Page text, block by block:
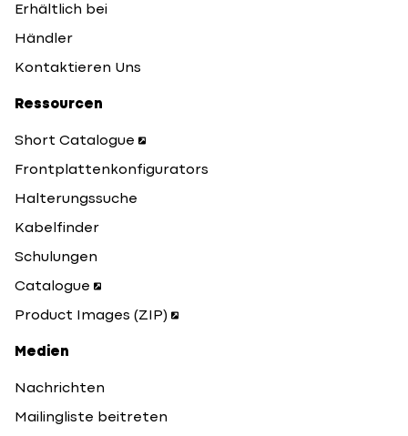
Erhältlich bei
Händler
Kontaktieren Uns
Ressourcen
Short Catalogue
Frontplattenkonfigurators
Halterungssuche
Kabelfinder
Schulungen
Catalogue
Product Images (ZIP)
Medien
Nachrichten
Mailingliste beitreten